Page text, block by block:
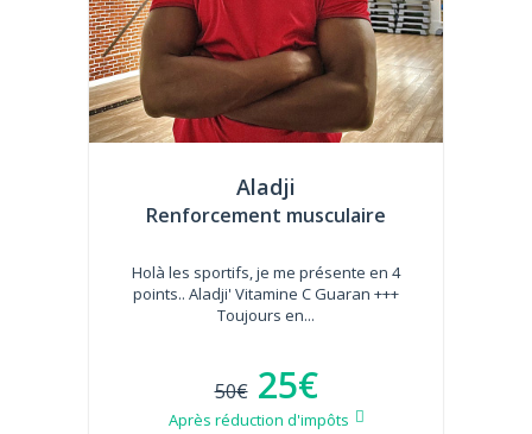
Aladji
Renforcement musculaire
Holà les sportifs, je me présente en 4
points.. Aladji' Vitamine C Guaran +++
Toujours en...
50€ 25€
Après réduction d'impôts